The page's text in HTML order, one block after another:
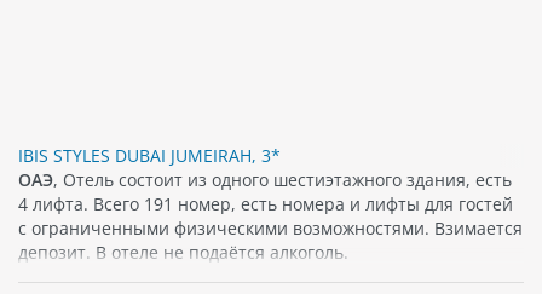
IBIS STYLES DUBAI JUMEIRAH, 3*
ОАЭ, Отель состоит из одного шестиэтажного здания, есть
4 лифта. Всего 191 номер, есть номера и лифты для гостей
с ограниченными физическими возможностями. Взимается
депозит. В отеле не подаётся алкоголь.